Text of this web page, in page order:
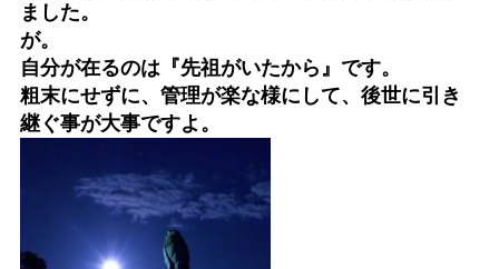
ました。
が。
自分が在るのは『先祖がいたから』です。
粗末にせずに、管理が楽な様にして、後世に引き
継ぐ事が大事ですよ。